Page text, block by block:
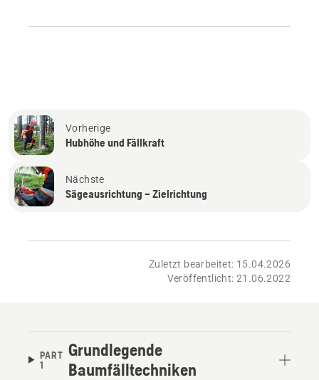
Vorherige
Hubhöhe und Fällkraft
Nächste
Sägeausrichtung – Zielrichtung
Zuletzt bearbeitet: 15.04.2026
Veröffentlicht: 21.06.2022
PART
1
Grundlegende
Baumfälltechniken